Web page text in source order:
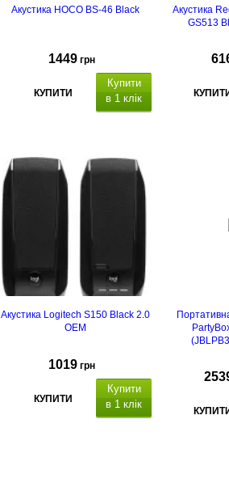
Акустика HOCO BS-46 Black
1449 грн
КУПИТИ
Купити
в 1 клік
см, частотний діапазон:60Hz-
23KHz, час роботи:3 годин (при
гучності 80%)
, ча
Акустика
GS513
Акустика Logitech S150 Black 2.0
OEM
1019 грн
КУПИТИ
Купити
в 1 клік